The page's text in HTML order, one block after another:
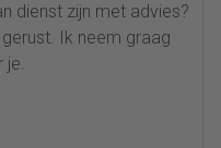
dienst zijn met advies?
Ik neem graag
je.